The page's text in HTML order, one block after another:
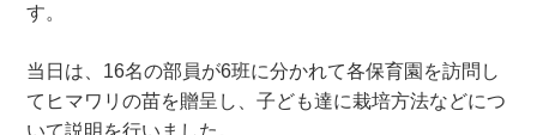
す。
当日は、16名の部員が6班に分かれて各保育園を訪問し
てヒマワリの苗を贈呈し、子ども達に栽培方法などにつ
いて説明を行いました。